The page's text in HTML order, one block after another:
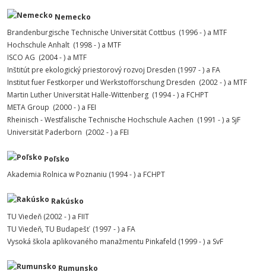
Nemecko
Brandenburgische Technische Universität Cottbus (1996 - ) a MTF
Hochschule Anhalt (1998 - ) a MTF
ISCO AG (2004 - ) a MTF
Inštitút pre ekologický priestorový rozvoj Dresden (1997 - ) a FA
Institut fuer Festkorper und Werkstofforschung Dresden (2002 - ) a MTF
Martin Luther Universität Halle-Wittenberg (1994 - ) a FCHPT
META Group (2000 - ) a FEI
Rheinisch - Westfälische Technische Hochschule Aachen (1991 - ) a SjF
Universität Paderborn (2002 - ) a FEI
Poľsko
Akademia Rolnica w Poznaniu (1994 - ) a FCHPT
Rakúsko
TU Viedeň (2002 - ) a FIIT
TU Viedeň, TU Budapešť (1997 - ) a FA
Vysoká škola aplikovaného manažmentu Pinkafeld (1999 - ) a SvF
Rumunsko